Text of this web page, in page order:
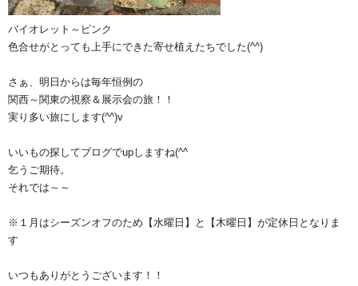
バイオレット～ピンク
色合せがとっても上手にできた寄せ植えたちでした(^^)
さぁ、明日からは毎年恒例の
関西～関東の視察＆展示会の旅！！
実り多い旅にします(^^)v
いいもの探してブログでupしますね(^^ゞ
乞うご期待。
それでは～～
※１月はシーズンオフのため【水曜日】と【木曜日】が定休日となりま
す
いつもありがとうございます！！